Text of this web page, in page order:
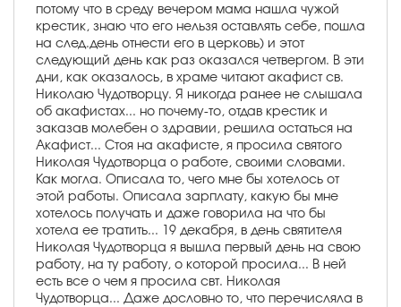
потому что в среду вечером мама нашла чужой
крестик, знаю что его нельзя оставлять себе, пошла
на след.день отнести его в церковь) и этот
следующий день как раз оказался четвергом. В эти
дни, как оказалось, в храме читают акафист св.
Николаю Чудотворцу. Я никогда ранее не слышала
об акафистах... но почему-то, отдав крестик и
заказав молебен о здравии, решила остаться на
Акафист... Стоя на акафисте, я просила святого
Николая Чудотворца о работе, своими словами.
Как могла. Описала то, чего мне бы хотелось от
этой работы. Описала зарплату, какую бы мне
хотелось получать и даже говорила на что бы
хотела ее тратить... 19 декабря, в день святителя
Николая Чудотворца я вышла первый день на свою
работу, на ту работу, о которой просила... В ней
есть все о чем я просила свт. Николая
Чудотворца... Даже дословно то, что перечисляла в